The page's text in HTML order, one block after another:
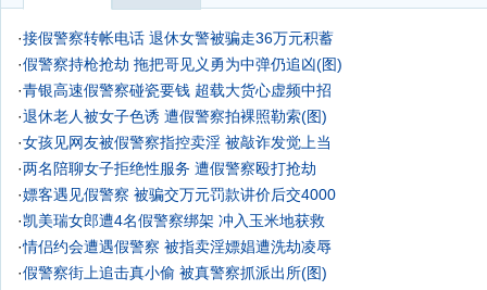
·接假警察转帐电话 退休女警被骗走36万元积蓄
·假警察持枪抢劫 拖把哥见义勇为中弹仍追凶(图)
·青银高速假警察碰瓷要钱 超载大货心虚频中招
·退休老人被女子色诱 遭假警察拍裸照勒索(图)
·女孩见网友被假警察指控卖淫 被敲诈发觉上当
·两名陪聊女子拒绝性服务 遭假警察殴打抢劫
·嫖客遇见假警察 被骗交万元罚款讲价后交4000
·凯美瑞女郎遭4名假警察绑架 冲入玉米地获救
·情侣约会遭遇假警察 被指卖淫嫖娼遭洗劫凌辱
·假警察街上追击真小偷 被真警察抓派出所(图)